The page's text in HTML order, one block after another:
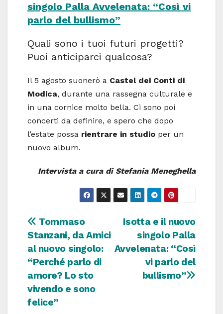
singolo Palla Avvelenata: “Così vi
parlo del bullismo”
Quali sono i tuoi futuri progetti?
Puoi anticiparci qualcosa?
Il 5 agosto suonerò a Castel dei Conti di
Modica, durante una rassegna culturale e
in una cornice molto bella. Ci sono poi
concerti da definire, e spero che dopo
l’estate possa rientrare in studio per un
nuovo album.
Intervista a cura di Stefania Meneghella
Navigazione
articoli
Isotta e il nuovo
singolo Palla
Avvelenata: “Così
vi parlo del
bullismo”
Tommaso
Stanzani, da Amici
al nuovo singolo:
“Perché parlo di
amore? Lo sto
vivendo e sono
felice”